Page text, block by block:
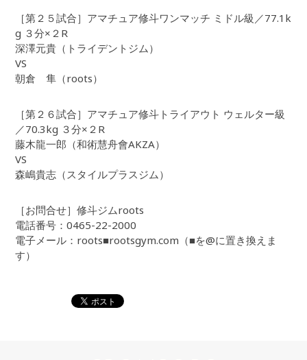
［第２５試合］アマチュア修斗ワンマッチ ミドル級／77.1k
g ３分×２R
深澤元貴（トライデントジム）
VS
朝倉 隼（roots）
［第２６試合］アマチュア修斗トライアウト ウェルター級
／70.3kg ３分×２R
藤木龍一郎（和術慧舟會AKZA）
VS
森嶋貴志（スタイルプラスジム）
［お問合せ］修斗ジムroots
電話番号：0465-22-2000
電子メール：roots■rootsgym.com（■を@に置き換えま
す）